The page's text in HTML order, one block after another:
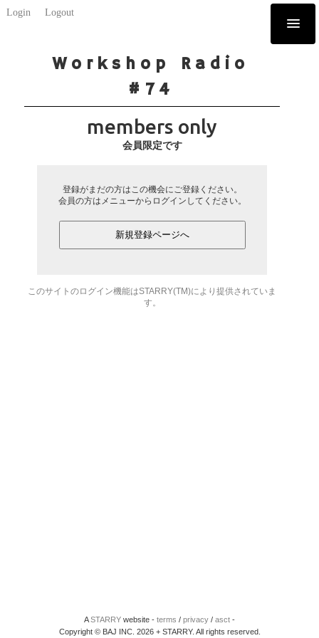
Login Logout
Workshop Radio
#74
members only
会員限定です
登録がまだの方はこの機会にご登録ください。
会員の方はメニューからログインしてください。
新規登録ページへ
このサイトのログイン機能はSTARRY(TM)により提供されていま
す。
ASTARRY website - terms / privacy / asct -
Copyright © BAJ INC. 2026 + STARRY. All rights reserved.